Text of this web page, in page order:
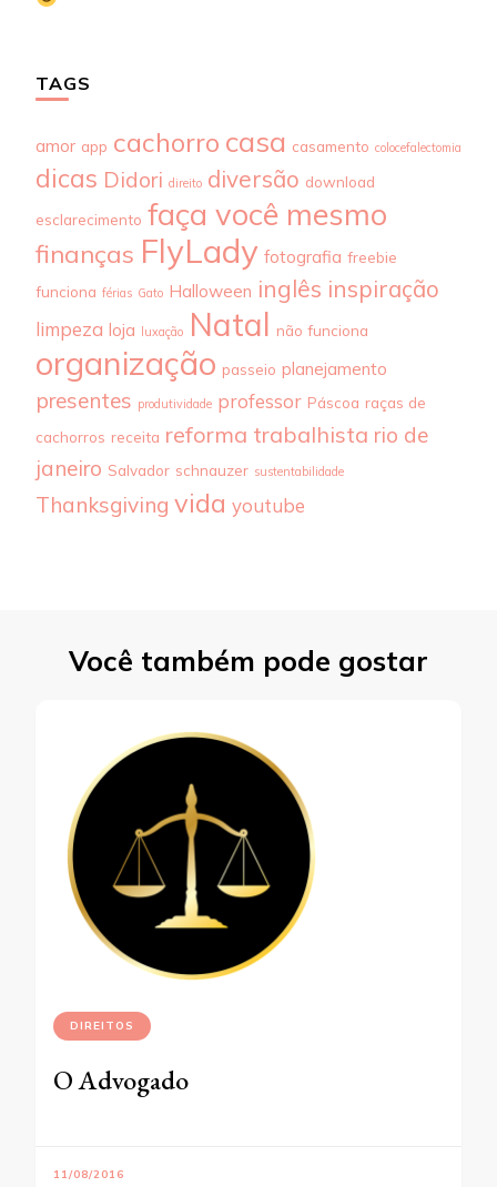
TAGS
amor app cachorro casa casamento colocefalectomia
dicas Didori direito diversão download
esclarecimento faça você mesmo
finanças FlyLady fotografia freebie
funciona férias Gato Halloween inglês inspiração
limpeza loja luxação Natal não funciona
organização passeio planejamento
presentes produtividade professor Páscoa raças de
cachorros receita reforma trabalhista rio de
janeiro Salvador schnauzer sustentabilidade
Thanksgiving vida youtube
Você também pode gostar
DIREITOS
O Advogado
11/08/2016